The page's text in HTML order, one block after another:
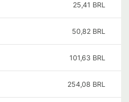
25,41 BRL
50,82 BRL
101,63 BRL
254,08 BRL